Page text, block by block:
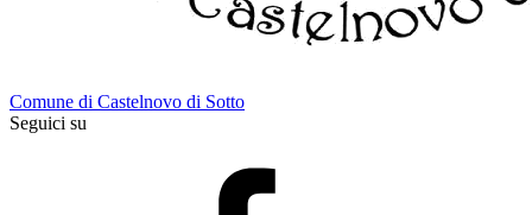
Comune di Castelnovo di Sotto
Seguici su